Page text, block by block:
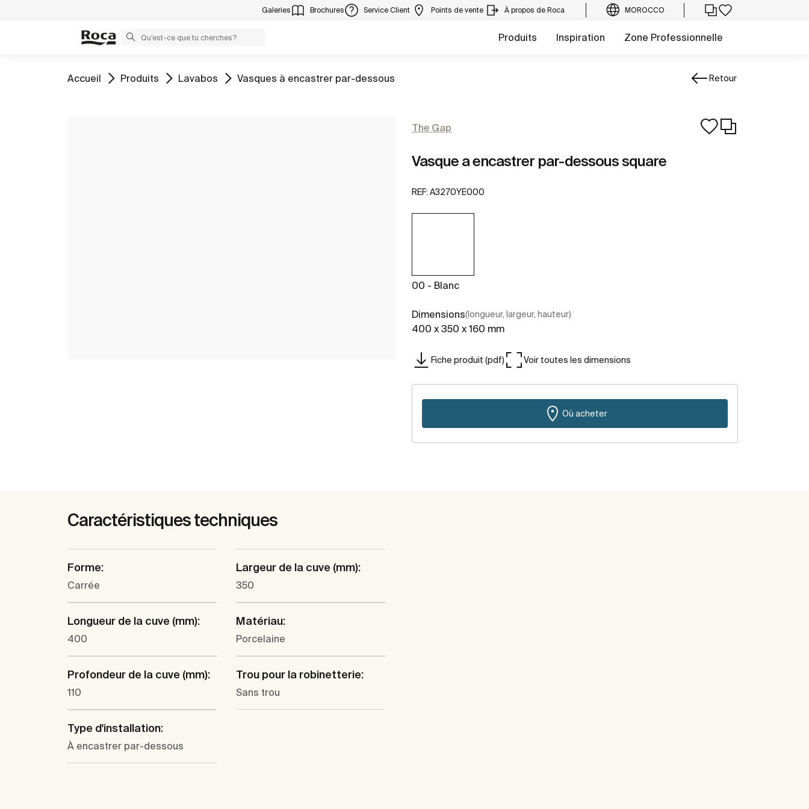
Galeries Brochures Service Client Points de vente À propos de Roca MOROCCO
Produits Inspiration Zone Professionnelle
Aller à
Accueil Aller à
Produits Aller à
Lavabos Aller à
Vasques à encastrer par-dessous Retour
The Gap
Vasque a encastrer par-dessous square
REF: A3270YE000
00 - Blanc
Dimensions(longueur, largeur, hauteur)
400 x 350 x 160 mm
Fiche produit (pdf) Voir toutes les dimensions
Où acheter
Caractéristiques techniques
Forme:
Carrée
Largeur de la cuve (mm):
350
Longueur de la cuve (mm):
400
Matériau:
Porcelaine
Profondeur de la cuve (mm):
110
Trou pour la robinetterie:
Sans trou
Type d'installation:
À encastrer par-dessous